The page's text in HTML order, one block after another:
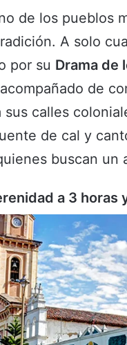
de los pueblos
A solo
por su Drama de
de
sus calles
de cal y
buscan un
a 3 horas